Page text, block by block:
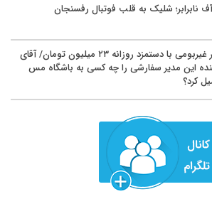
نابرابر؛ شلیک به قلب فوتبال رفسنجان
مدیر غیربومی با دستمزد روزانه ۲۳ میلیون تومان/ آقای
این مدیر سفارشی را چه کسی به باشگاه مس
کرد؟